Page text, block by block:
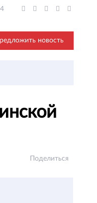
новость
Поделиться